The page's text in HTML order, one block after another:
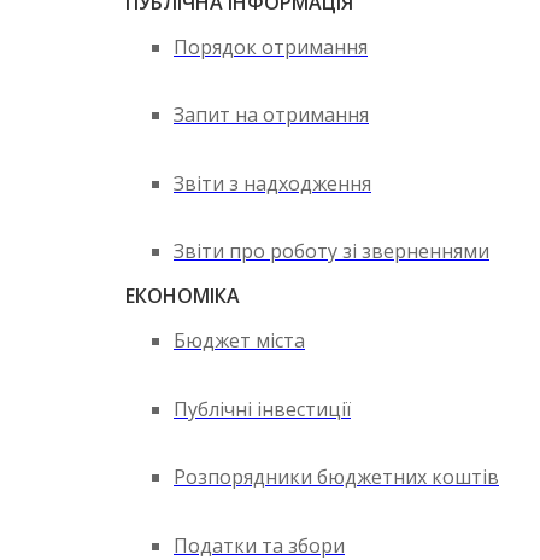
Порядок отримання
Запит на отримання
Звіти з надходження
Звіти про роботу зі зверненнями
ЕКОНОМІКА
Бюджет міста
Публічні інвестиції
Розпорядники бюджетних коштів
Податки та збори